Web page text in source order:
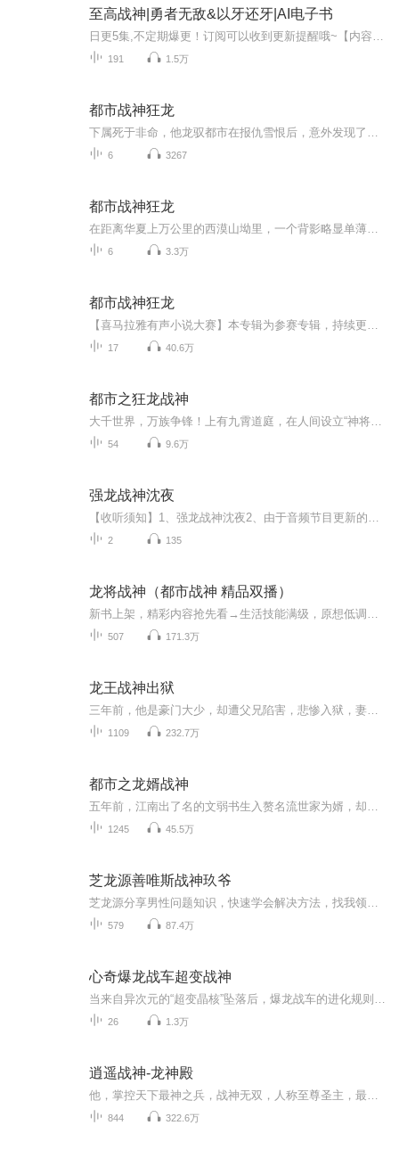
至高战神|勇者无敌&以牙还牙|AI电子书
191 1.5万
都市战神狂龙
6 3267
都市战神狂龙
6 3.3万
都市战神狂龙
17 40.6万
都市之狂龙战神
54 9.6万
强龙战神沈夜
2 135
龙将战神（都市战神 精品双播）
507 171.3万
龙王战神出狱
1109 232.7万
都市之龙婿战神
1245 45.5万
芝龙源善唯斯战神玖爷
579 87.4万
心奇爆龙战车超变战神
26 1.3万
逍遥战神-龙神殿
844 322.6万